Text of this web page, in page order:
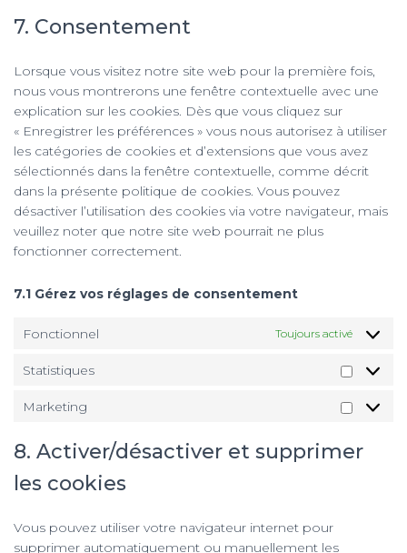
7. Consentement
Lorsque vous visitez notre site web pour la première fois,
nous vous montrerons une fenêtre contextuelle avec une
explication sur les cookies. Dès que vous cliquez sur
« Enregistrer les préférences » vous nous autorisez à utiliser
les catégories de cookies et d’extensions que vous avez
sélectionnés dans la fenêtre contextuelle, comme décrit
dans la présente politique de cookies. Vous pouvez
désactiver l’utilisation des cookies via votre navigateur, mais
veuillez noter que notre site web pourrait ne plus
fonctionner correctement.
7.1 Gérez vos réglages de consentement
Fonctionnel Toujours activé
Statistiques
Marketing
8. Activer/désactiver et supprimer
les cookies
Vous pouvez utiliser votre navigateur internet pour
supprimer automatiquement ou manuellement les